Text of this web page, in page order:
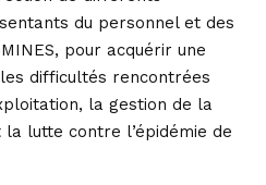
du personnel et des
pour acquérir une
difficultés rencontrées
la gestion de la
lutte contre l’épidémie de